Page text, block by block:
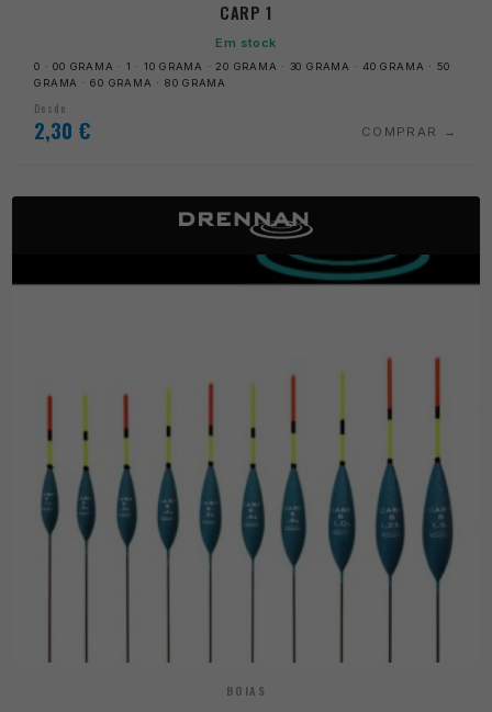
CARP 1
Em stock
0 · 00 GRAMA · 1 · 10 GRAMA · 20 GRAMA · 30 GRAMA · 40 GRAMA · 50
GRAMA · 60 GRAMA · 80 GRAMA
Desde
2,30 € COMPRAR
BOIAS